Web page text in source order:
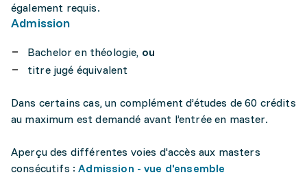
également requis.
Admission
Bachelor en théologie, ou
titre jugé équivalent
Dans certains cas, un complément d’études de 60 crédits
au maximum est demandé avant l’entrée en master.
Aperçu des différentes voies d'accès aux masters
consécutifs :Admission - vue d'ensemble